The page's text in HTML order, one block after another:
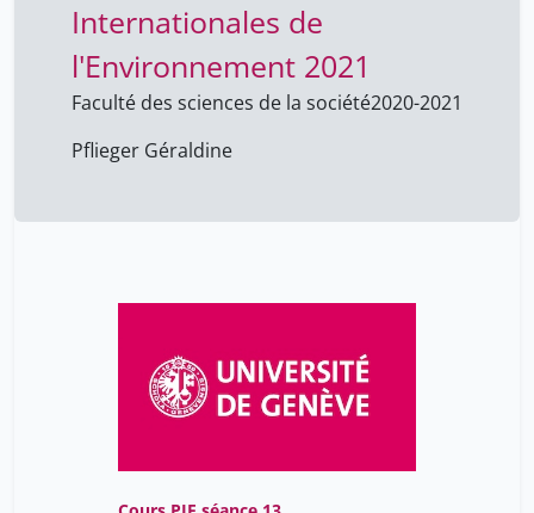
Internationales de
l'Environnement 2021
Faculté des sciences de la société2020-2021
Pflieger Géraldine